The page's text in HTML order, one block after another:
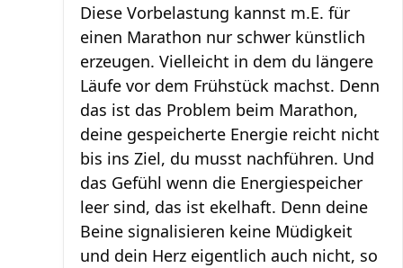
Diese Vorbelastung kannst m.E. für
einen Marathon nur schwer künstlich
erzeugen. Vielleicht in dem du längere
Läufe vor dem Frühstück machst. Denn
das ist das Problem beim Marathon,
deine gespeicherte Energie reicht nicht
bis ins Ziel, du musst nachführen. Und
das Gefühl wenn die Energiespeicher
leer sind, das ist ekelhaft. Denn deine
Beine signalisieren keine Müdigkeit
und dein Herz eigentlich auch nicht, so